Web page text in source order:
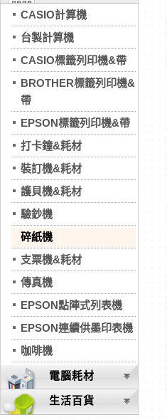
CASIO計算機
台製計算機
CASIO標籤列印機&帶
BROTHER標籤列印機&
帶
EPSON標籤列印機&帶
打卡鐘&耗材
裝訂機&耗材
護貝機&耗材
驗鈔機
碎紙機
支票機&耗材
傳真機
EPSON點陣式列表機
EPSON連續供墨印表機
咖啡機
電腦耗材
生活百貨